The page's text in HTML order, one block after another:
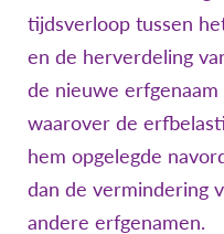
tijdsverloop tussen
en de herverdeling
de nieuwe
waarover de
hem opgelegde
dan de vermindering
andere erfgenamen.